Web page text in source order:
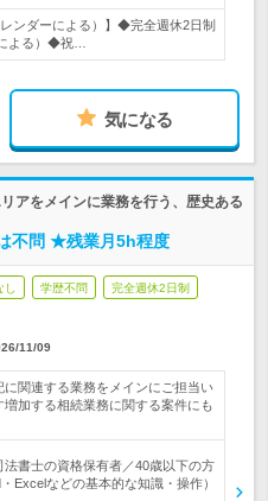
レンダーによる）】◆完全週休2日制
よる）◆祝…
気になる
アをメインに業務を行う、歴史ある
不問 ★残業月5h程度
し 学歴不問 完全週休2日制
11/09
関連する業務をメインにご担当い
加する相続業務に関する案件にも
法書士の資格保有者／40歳以下の方
Excelなどの基本的な知識・操作）